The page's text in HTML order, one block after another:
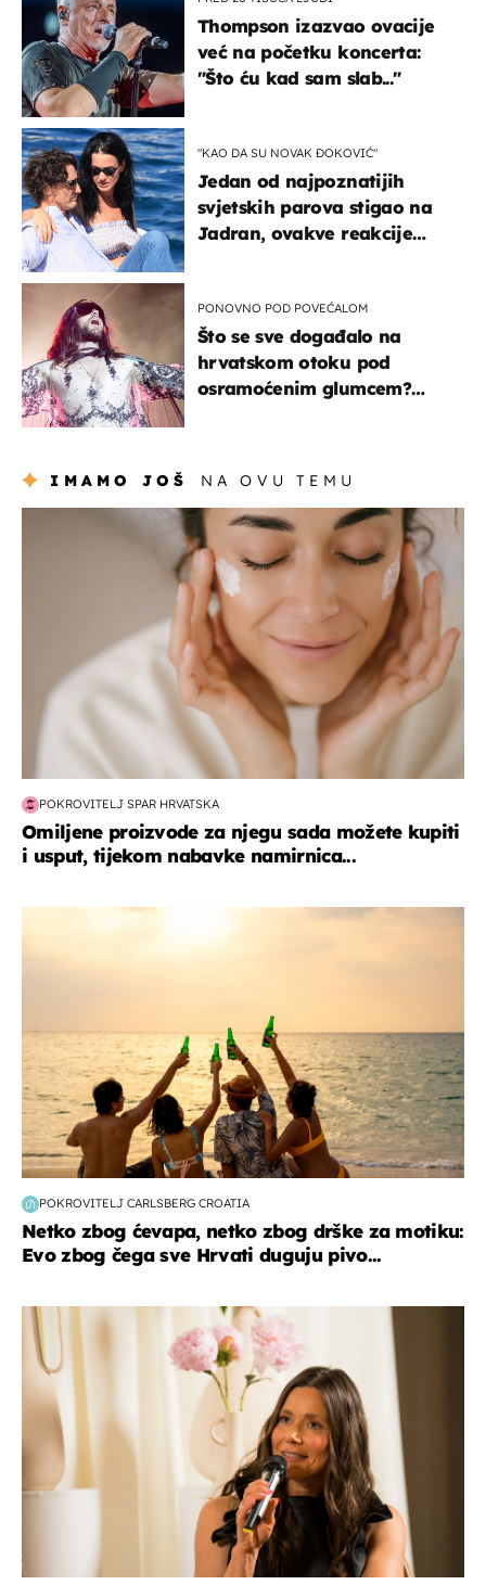
Thompson izazvao ovacije
već na početku koncerta:
"Što ću kad sam slab..."
"KAO DA SU NOVAK ĐOKOVIĆ"
Jedan od najpoznatijih
svjetskih parova stigao na
Jadran, ovakve reakcije
PONOVNO POD POVEĆALOM
Što se sve događalo na
hrvatskom otoku pod
osramoćenim glumcem?
IMAMO JOŠ NA OVU TEMU
moda & ljepota
POKROVITELJ SPAR HRVATSKA
Omiljene proizvode za njegu sada možete kupiti
i usput, tijekom nabavke namirnica...
POKROVITELJ CARLSBERG CROATIA
Netko zbog ćevapa, netko zbog drške za motiku:
Evo zbog čega sve Hrvati duguju pivo...
moda & ljepota